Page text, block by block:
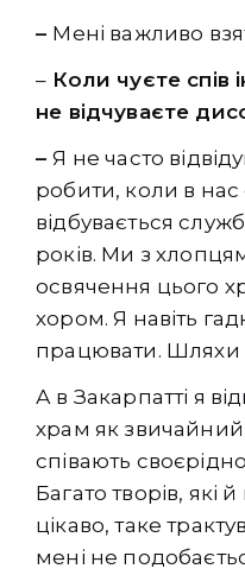
– Мені важливо
– Коли чуєте спів
не відчуваєте
–Я не часто
робити, коли в
відбувається
років. Ми з
освячення цього
хором. Я навіть
працювати. Шляхи
А в Закарпатті я
храм як
співають
Багато творів, які
цікаво, таке
мені не